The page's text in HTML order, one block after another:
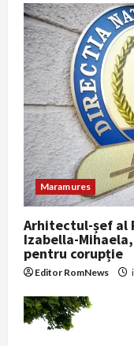
Maramures
Arhitectul-șef al
Izabella-
pentru corupție
Editor RomNews